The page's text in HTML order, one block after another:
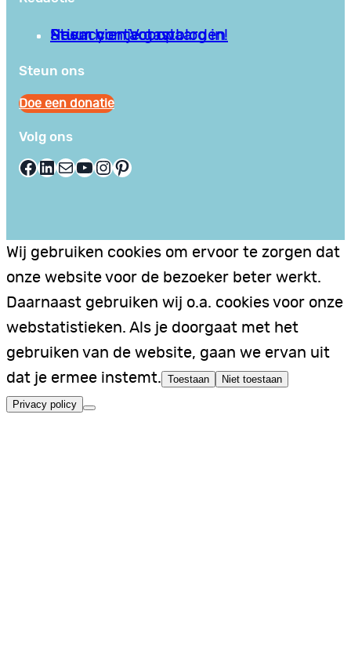
Privacy en Voorwaarden
Stuur hier je gastblog in!
Neem contact op
Steun ons
Doe een donatie
Volg ons
Facebook LinkedIn E-mail YouTube InstagramPinterest
Wij gebruiken cookies om ervoor te zorgen dat
onze website voor de bezoeker beter werkt.
Daarnaast gebruiken wij o.a. cookies voor onze
webstatistieken. Als je doorgaat met het
gebruiken van de website, gaan we ervan uit
dat je ermee instemt. Toestaan Niet toestaan
Privacy policy